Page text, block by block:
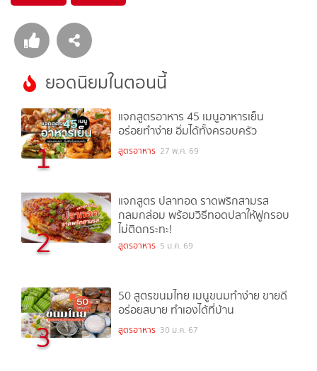
ยอดนิยมในตอนนี้
1
แจกสูตรอาหาร 45 เมนูอาหารเย็น
อร่อยทำง่าย อิ่มได้ทั้งครอบครัว
สูตรอาหาร 27 พ.ค. 69
2
แจกสูตร ปลาทอด ราดพริกสามรส
กลมกล่อม พร้อมวิธีทอดปลาให้ฟูกรอบ
ไม่ติดกระทะ!
สูตรอาหาร 5 ม.ค. 69
3
50 สูตรขนมไทย เมนูขนมทำง่าย ขายดี
อร่อยสบาย ทำเองได้ที่บ้าน
สูตรอาหาร 30 ม.ค. 67